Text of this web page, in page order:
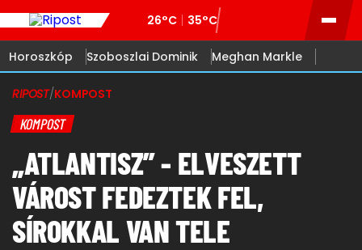
26°C 35°C
Horoszkóp Szoboszlai Dominik Meghan Markle
RIPOST/KOMPOST
KOMPOST
„ATLANTISZ” - ELVESZETT
VÁROST FEDEZTEK FEL,
SÍROKKAL VAN TELE